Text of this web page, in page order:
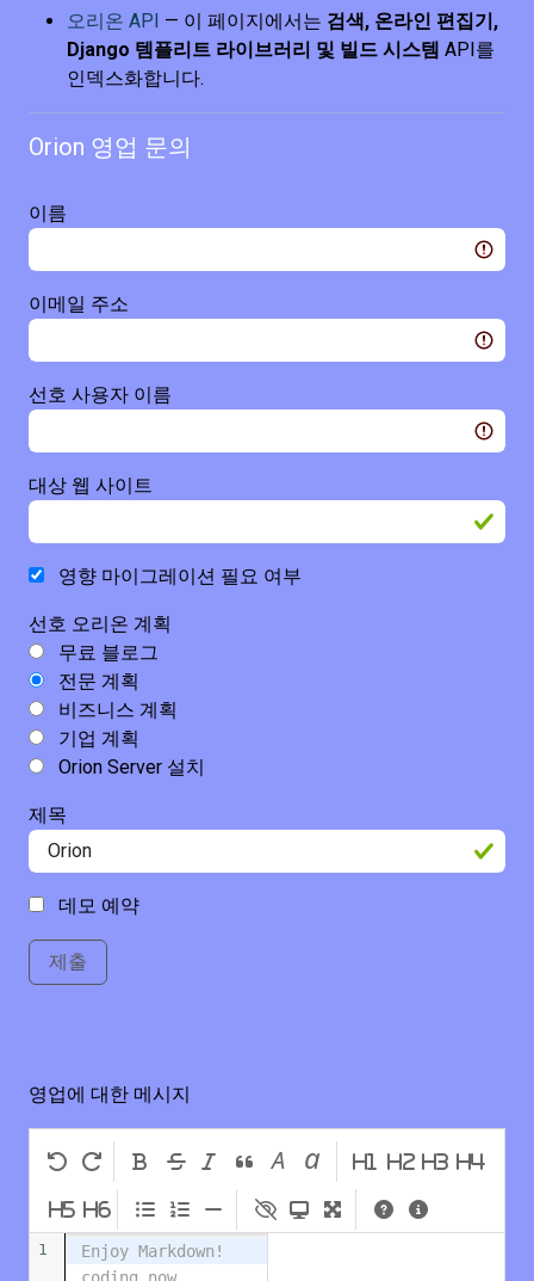
오리온 API — 이 페이지에서는 검색, 온라인 편집기,
Django 템플리트 라이브러리 및 빌드 시스템 API를
인덱스화합니다.
Orion 영업 문의
이름
이메일 주소
선호 사용자 이름
대상 웹 사이트
영향 마이그레이션 필요 여부
선호 오리온 계획
무료 블로그
전문 계획
비즈니스 계획
기업 계획
Orion Server 설치
제목
데모 예약
제출
영업에 대한 메시지
Enjoy Markdown!
1
A a H1 H2 H3 H4
H5 H6